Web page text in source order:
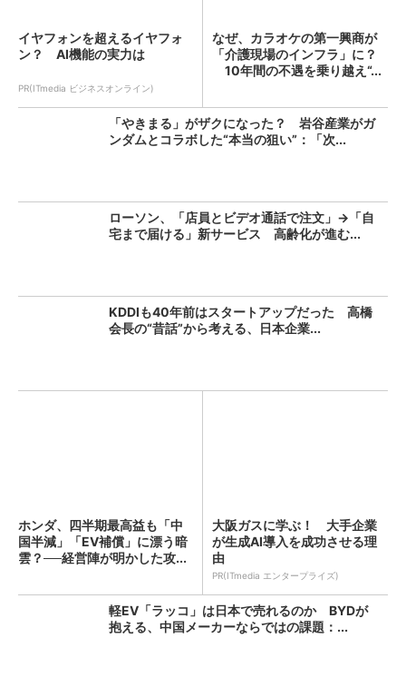
イヤフォンを超えるイヤフォ
ン？ AI機能の実力は
PR(ITmedia ビジネスオンライン)
なぜ、カラオケの第一興商が
「介護現場のインフラ」に？
10年間の不遇を乗り越え“...
「やきまる」がザクになった？ 岩谷産業がガ
ンダムとコラボした“本当の狙い”：「次...
ローソン、「店員とビデオ通話で注文」→「自
宅まで届ける」新サービス 高齢化が進む...
KDDIも40年前はスタートアップだった 高橋
会長の“昔話”から考える、日本企業...
ホンダ、四半期最高益も「中
国半減」「EV補償」に漂う暗
雲？──経営陣が明かした攻...
大阪ガスに学ぶ！ 大手企業
が生成AI導入を成功させる理
由
PR(ITmedia エンタープライズ)
軽EV「ラッコ」は日本で売れるのか BYDが
抱える、中国メーカーならではの課題：...